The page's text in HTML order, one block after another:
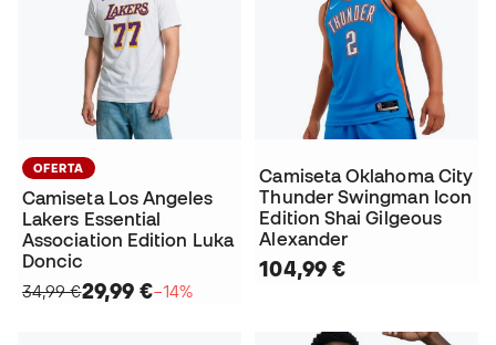
OFERTA
Camiseta Los Angeles
Lakers Essential
Association Edition Luka
Doncic
34,99 €29,99 €−14%
Camiseta Oklahoma City
Thunder Swingman Icon
Edition Shai Gilgeous
Alexander
104,99 €